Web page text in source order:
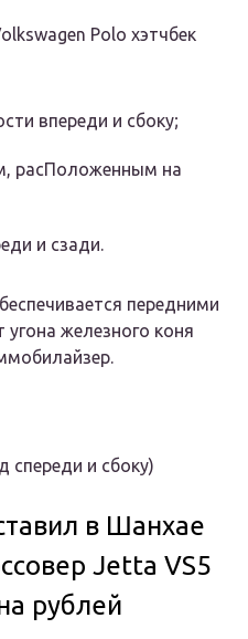
Polo хэтчбек
впереди и сбоку;
расПоложенным на
и сзади.
передними
железного коня
спереди и сбоку)
в Шанхае
Jetta VS5
рублей